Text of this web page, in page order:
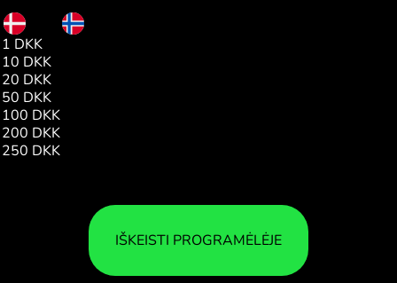
DKK
1 DKK
10 DKK
20 DKK
50 DKK
100 DKK
200 DKK
250 DKK
IŠKEISTI PROGRAMĖLĖJE